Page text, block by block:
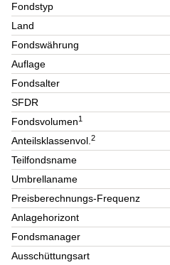
Fondstyp
Land
Fondswährung
Auflage
Fondsalter
SFDR
Fondsvolumen1
Anteilsklassenvol.2
Teilfondsname
Umbrellaname
Preisberechnungs-Frequenz
Anlagehorizont
Fondsmanager
Ausschüttungsart